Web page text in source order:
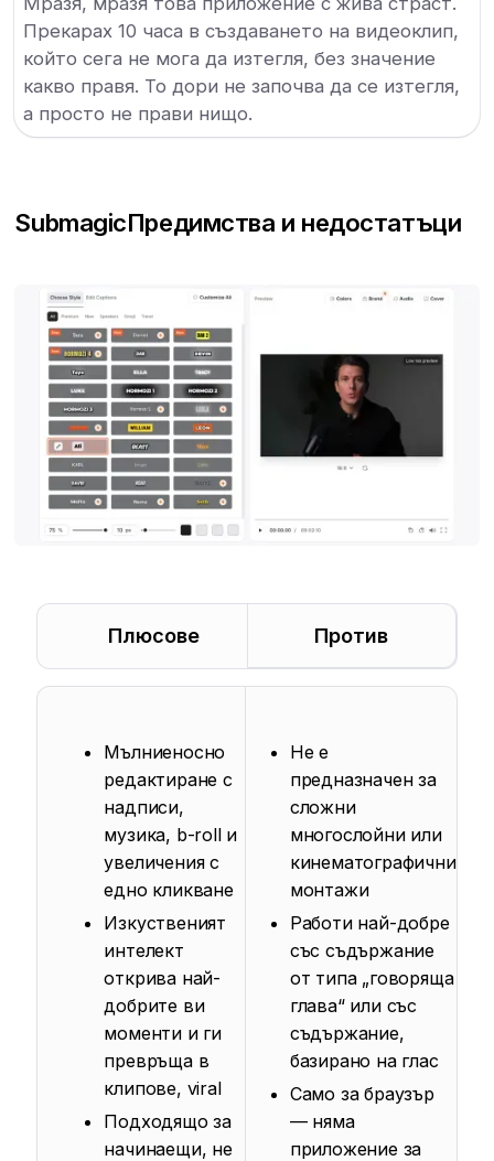
Прекарах 10 часа в създаването на видеоклип,
който сега не мога да изтегля, без значение
какво правя. То дори не започва да се изтегля,
а просто не прави нищо.
SubmagicПредимства и недостатъци
Плюсове Против
Мълниеносно
редактиране с
надписи,
музика, b-roll и
увеличения с
едно кликване
Изкуственият
интелект
открива най-
добрите ви
моменти и ги
превръща в
клипове, viral
Подходящо за
начинаещи, не
Не е
предназначен за
сложни
многослойни или
кинематографични
монтажи
Работи най-добре
със съдържание
от типа „говоряща
глава“ или със
съдържание,
базирано на глас
Само за браузър
— няма
приложение за